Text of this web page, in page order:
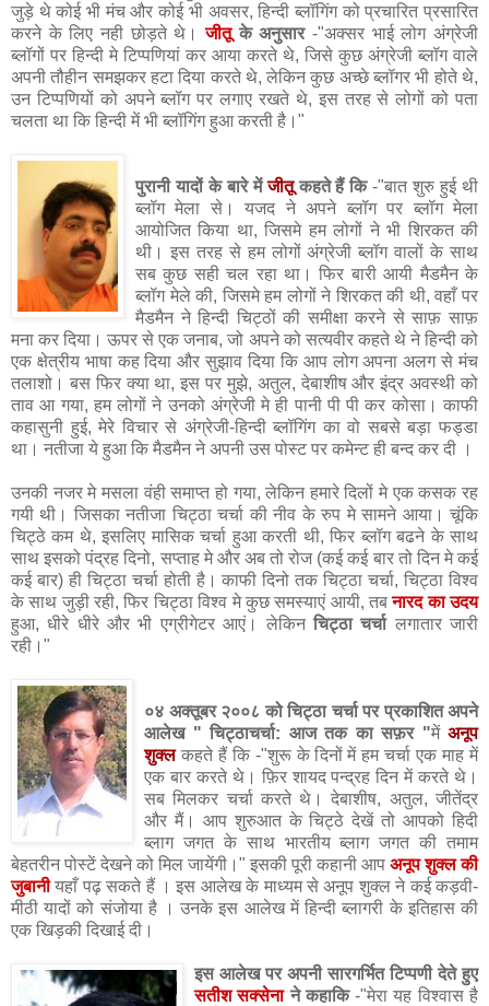
जुड़े थे कोई भी मंच और कोई भी अवसर, हिन्दी ब्लॉगिंग को प्रचारित प्रसारित
करने के लिए नही छोड़ते थे।जीतूके अनुसार-"अक्सर भाई लोग अंग्रेजी
ब्लॉगों पर हिन्दी मे टिप्पणियां कर आया करते थे, जिसे कुछ अंग्रेजी ब्लॉग वाले
अपनी तौहीन समझकर हटा दिया करते थे, लेकिन कुछ अच्छे ब्लॉगर भी होते थे,
उन टिप्पणियों को अपने ब्लॉग पर लगाए रखते थे, इस तरह से लोगों को पता
चलता था कि हिन्दी में भी ब्लॉगिंग हुआ करती है।"
पुरानी यादों के बारे मेंजीतूकहते हैं कि-"बात शुरु हुई थी
ब्लॉग मेला से। यजद ने अपने ब्लॉग पर ब्लॉग मेला
आयोजित किया था, जिसमे हम लोगों ने भी शिरकत की
थी। इस तरह से हम लोगों अंग्रेजी ब्लॉग वालों के साथ
सब कुछ सही चल रहा था। फिर बारी आयी मैडमैन के
ब्लॉग मेले की, जिसमे हम लोगों ने शिरकत की थी, वहाँ पर
मैडमैन ने हिन्दी चिट्ठों की समीक्षा करने से साफ़ साफ़
मना कर दिया। ऊपर से एक जनाब, जो अपने को सत्यवीर कहते थे ने हिन्दी को
एक क्षेत्रीय भाषा कह दिया और सुझाव दिया कि आप लोग अपना अलग से मंच
तलाशो। बस फिर क्या था, इस पर मुझे, अतुल, देबाशीष और इंद्र अवस्थी को
ताव आ गया, हम लोगों ने उनको अंग्रेजी मे ही पानी पी पी कर कोसा। काफी
कहासुनी हुई, मेरे विचार से अंग्रेजी-हिन्दी ब्लॉगिंग का वो सबसे बड़ा फड्डा
था। नतीजा ये हुआ कि मैडमैन ने अपनी उस पोस्ट पर कमेन्ट ही बन्द कर दी ।
उनकी नजर मे मसला वंही समाप्त हो गया, लेकिन हमारे दिलों मे एक कसक रह
गयी थी। जिसका नतीजा चिट्ठा चर्चा की नीव के रुप मे सामने आया। चूंकि
चिट्ठे कम थे, इसलिए मासिक चर्चा हुआ करती थी, फिर ब्लॉग बढने के साथ
साथ इसको पंद्रह दिनो, सप्ताह मे और अब तो रोज (कई कई बार तो दिन मे कई
कई बार) ही चिट्ठा चर्चा होती है। काफी दिनो तक चिट्ठा चर्चा, चिट्ठा विश्व
के साथ जुड़ी रही, फिर चिट्ठा विश्व मे कुछ समस्याएं आयी, तबनारद का उदय
हुआ, धीरे धीरे और भी एग्रीगेटर आएं। लेकिनचिट्ठा चर्चालगातार जारी
रही।"
०४ अक्तूबर २००८ को चिट्ठा चर्चा पर प्रकाशित अपने
आलेख " चिट्ठाचर्चा: आज तक का सफ़र "में अनूप
शुक्लकहते हैं कि -"शुरू के दिनों में हम चर्चा एक माह में
एक बार करते थे। फ़िर शायद पन्द्रह दिन में करते थे।
सब मिलकर चर्चा करते थे। देबाशीष, अतुल, जीतेंद्र
और मैं। आप शुरुआत के चिट्ठे देखें तो आपको हिदी
ब्लाग जगत के साथ भारतीय ब्लाग जगत की तमाम
बेहतरीन पोस्टें देखने को मिल जायेंगी।" इसकी पूरी कहानी आप अनूप शुक्ल की
जुबानीयहाँ पढ़ सकते हैं । इस आलेख के माध्यम से अनूप शुक्ल ने कई कड़वी-
मीठी यादों को संजोया है । उनके इस आलेख में हिन्दी ब्लागरी के इतिहास की
एक खिड़की दिखाई दी।
इस आलेख पर अपनी सारगर्भित टिप्पणी देते हुए
सतीश सक्सेनाने कहाकि-"मेरा यह विश्वास है